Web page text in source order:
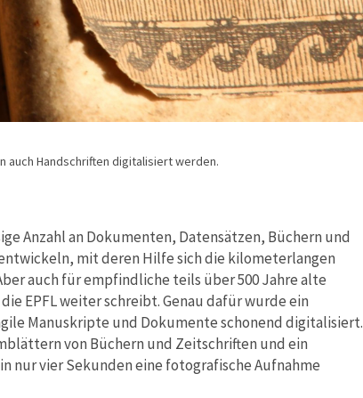
auch Handschriften digitalisiert werden.
Anzahl an Dokumenten, Datensätzen, Büchern und
mit deren Hilfe sich die kilometerlangen
auch für empfindliche teils über 500 Jahre alte
EPFL weiter schreibt. Genau dafür wurde ein
Manuskripte und Dokumente schonend digitalisiert.
von Büchern und Zeitschriften und ein
nur vier Sekunden eine fotografische Aufnahme